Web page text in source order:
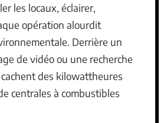
les locaux, éclairer,
opération alourdit
Derrière un
de vidéo ou une recherche
des kilowattheures
centrales à combustibles